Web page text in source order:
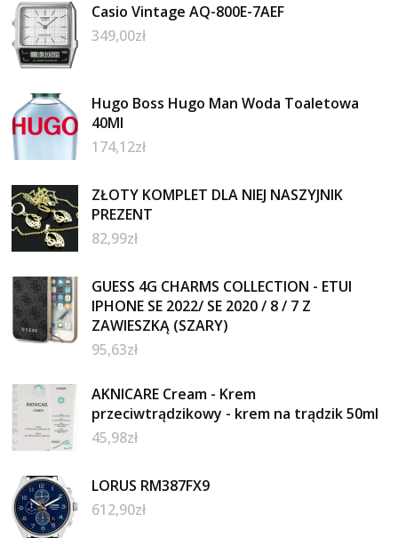
Casio Vintage AQ-800E-7AEF
349,00zł
Hugo Boss Hugo Man Woda Toaletowa
40Ml
174,12zł
ZŁOTY KOMPLET DLA NIEJ NASZYJNIK
PREZENT
82,99zł
GUESS 4G CHARMS COLLECTION - ETUI
IPHONE SE 2022/ SE 2020 / 8 / 7 Z
ZAWIESZKĄ (SZARY)
95,63zł
AKNICARE Cream - Krem
przeciwtrądzikowy - krem na trądzik 50ml
45,98zł
LORUS RM387FX9
612,90zł